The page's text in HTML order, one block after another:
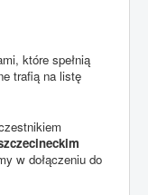
które spełnią
trafią na listę
w dołączeniu do